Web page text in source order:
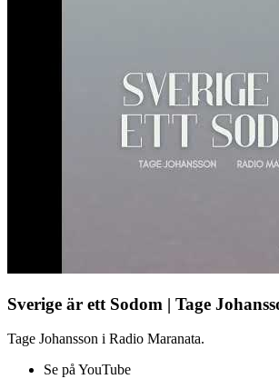
Sverige är ett Sodom | Tage
Tage Johansson i Radio Maranata.
Se på YouTube